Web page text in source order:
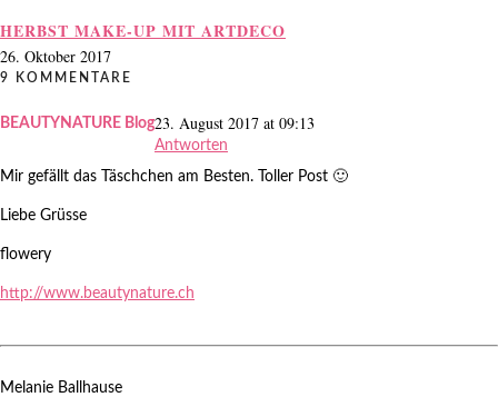
HERBST MAKE-UP MIT ARTDECO
26. Oktober 2017
9 KOMMENTARE
BEAUTYNATURE Blog23. August 2017 at 09:13
Antworten
Mir gefällt das Täschchen am Besten. Toller Post 🙂
Liebe Grüsse
flowery
http://www.beautynature.ch
Melanie Ballhause